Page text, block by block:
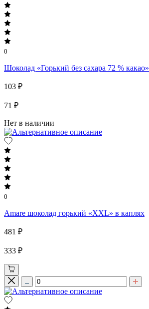
0
Шоколад «Горький без сахара 72 % какао»
103 ₽
71 ₽
Нет в наличии
0
Amare шоколад горький «XXL» в каплях
481 ₽
333 ₽